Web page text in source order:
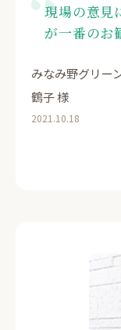
現場の意見
が一番のお
みなみ野グリー
鶴子 様
2021.10.18